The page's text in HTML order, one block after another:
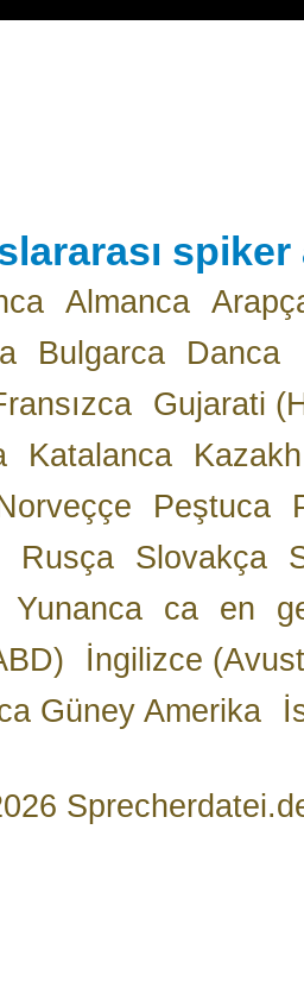
Almanca
Bulgarca Danca
Gujarati
Katalanca
Kazakh
Peştuca
Rusça Slovakça
Yunanca ca en
İngilizce
Güney Amerika